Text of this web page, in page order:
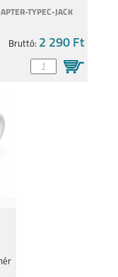
TYPEC-JACK
Bruttó: 2 290 Ft